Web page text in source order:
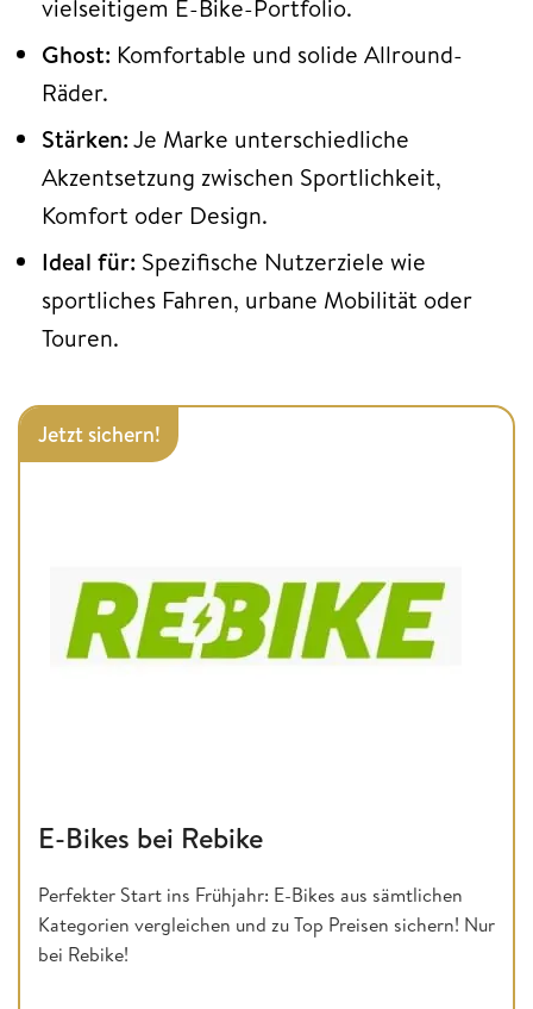
vielseitigem E-Bike-Portfolio.
Ghost: Komfortable und solide Allround-
Räder.
Stärken:Je Marke unterschiedliche
Akzentsetzung zwischen Sportlichkeit,
Komfort oder Design.
Ideal für: Spezifische Nutzerziele wie
sportliches Fahren, urbane Mobilität oder
Touren.
Jetzt sichern!
E-Bikes bei Rebike
Perfekter Start ins Frühjahr: E-Bikes aus sämtlichen
Kategorien vergleichen und zu Top Preisen sichern! Nur
bei Rebike!